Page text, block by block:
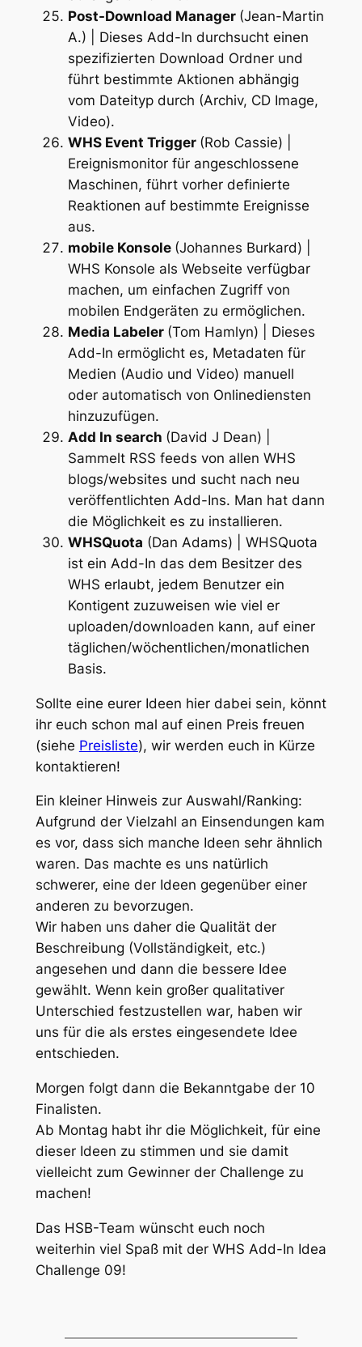
Post-Download Manager (Jean-Martin
A.) | Dieses Add-In durchsucht einen
spezifizierten Download Ordner und
führt bestimmte Aktionen abhängig
vom Dateityp durch (Archiv, CD Image,
Video).
WHS Event Trigger (Rob Cassie) |
Ereignismonitor für angeschlossene
Maschinen, führt vorher definierte
Reaktionen auf bestimmte Ereignisse
aus.
mobile Konsole (Johannes Burkard) |
WHS Konsole als Webseite verfügbar
machen, um einfachen Zugriff von
mobilen Endgeräten zu ermöglichen.
Media Labeler (Tom Hamlyn) | Dieses
Add-In ermöglicht es, Metadaten für
Medien (Audio und Video) manuell
oder automatisch von Onlinediensten
hinzuzufügen.
Add In search (David J Dean) |
Sammelt RSS feeds von allen WHS
blogs/websites und sucht nach neu
veröffentlichten Add-Ins. Man hat dann
die Möglichkeit es zu installieren.
WHSQuota (Dan Adams) | WHSQuota
ist ein Add-In das dem Besitzer des
WHS erlaubt, jedem Benutzer ein
Kontigent zuzuweisen wie viel er
uploaden/downloaden kann, auf einer
täglichen/wöchentlichen/monatlichen
Basis.
Sollte eine eurer Ideen hier dabei sein, könnt
ihr euch schon mal auf einen Preis freuen
(siehe Preisliste), wir werden euch in Kürze
kontaktieren!
Ein kleiner Hinweis zur Auswahl/Ranking:
Aufgrund der Vielzahl an Einsendungen kam
es vor, dass sich manche Ideen sehr ähnlich
waren. Das machte es uns natürlich
schwerer, eine der Ideen gegenüber einer
anderen zu bevorzugen.
Wir haben uns daher die Qualität der
Beschreibung (Vollständigkeit, etc.)
angesehen und dann die bessere Idee
gewählt. Wenn kein großer qualitativer
Unterschied festzustellen war, haben wir
uns für die als erstes eingesendete Idee
entschieden.
Morgen folgt dann die Bekanntgabe der 10
Finalisten.
Ab Montag habt ihr die Möglichkeit, für eine
dieser Ideen zu stimmen und sie damit
vielleicht zum Gewinner der Challenge zu
machen!
Das HSB-Team wünscht euch noch
weiterhin viel Spaß mit der WHS Add-In Idea
Challenge 09!